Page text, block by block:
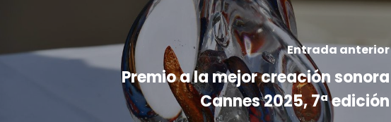
Entrada anterior
Premio a la mejor creación sonora
Cannes 2025, 7ª edición